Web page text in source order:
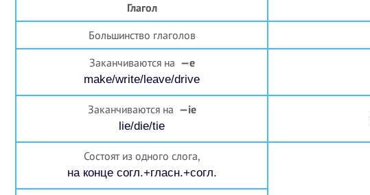
Глагол
Большинство глаголов
Заканчиваются на —e
make/write/leave/drive
Заканчиваются на —ie
lie/die/tie
Состоят из одного слога,
на конце согл.+гласн.+согл.